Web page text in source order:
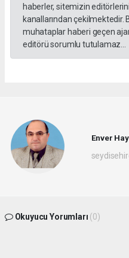
haberler, sitemizin
kanallarından çekilmektedir.
muhataplar haberi geçen
editörü sorumlu tutulamaz...
Enver
Okuyucu Yorumları (0)